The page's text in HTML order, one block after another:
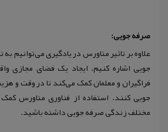
صرفه جویی:
علاوه بر تاثیر متاورس در یادگیری می‌توانیم
جویی اشاره کنیم. ایجاد یک فضای مجازی
فراگیران و معلمان کمک می‌کند تا در وقت و
جویی کنند. استفاده از فناوری متاورس
مختلف زندگی صرفه جویی داشته باشید.